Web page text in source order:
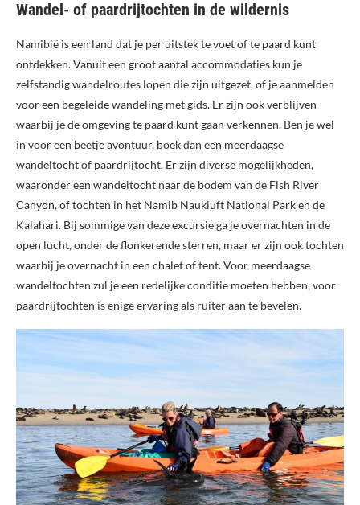
Wandel- of paardrijtochten in de wildernis
Namibië is een land dat je per uitstek te voet of te paard kunt
ontdekken. Vanuit een groot aantal accommodaties kun je
zelfstandig wandelroutes lopen die zijn uitgezet, of je aanmelden
voor een begeleide wandeling met gids. Er zijn ook verblijven
waarbij je de omgeving te paard kunt gaan verkennen. Ben je wel
in voor een beetje avontuur, boek dan een meerdaagse
wandeltocht of paardrijtocht. Er zijn diverse mogelijkheden,
waaronder een wandeltocht naar de bodem van de Fish River
Canyon, of tochten in het Namib Naukluft National Park en de
Kalahari. Bij sommige van deze excursie ga je overnachten in de
open lucht, onder de flonkerende sterren, maar er zijn ook tochten
waarbij je overnacht in een chalet of tent. Voor meerdaagse
wandeltochten zul je een redelijke conditie moeten hebben, voor
paardrijtochten is enige ervaring als ruiter aan te bevelen.